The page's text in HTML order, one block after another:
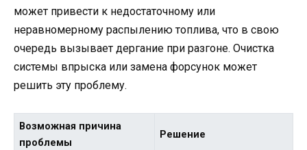
может привести к недостаточному или
неравномерному распылению топлива, что в свою
очередь вызывает дергание при разгоне. Очистка
системы впрыска или замена форсунок может
решить эту проблему.
Возможная причина
проблемы
Решение